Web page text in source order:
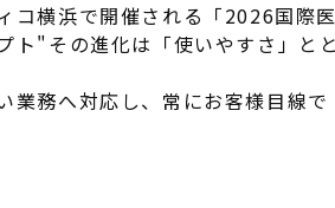
コ横浜で開催される「2026国際
ト"その進化は「使いやすさ」
業務へ対応し、常にお客様目線